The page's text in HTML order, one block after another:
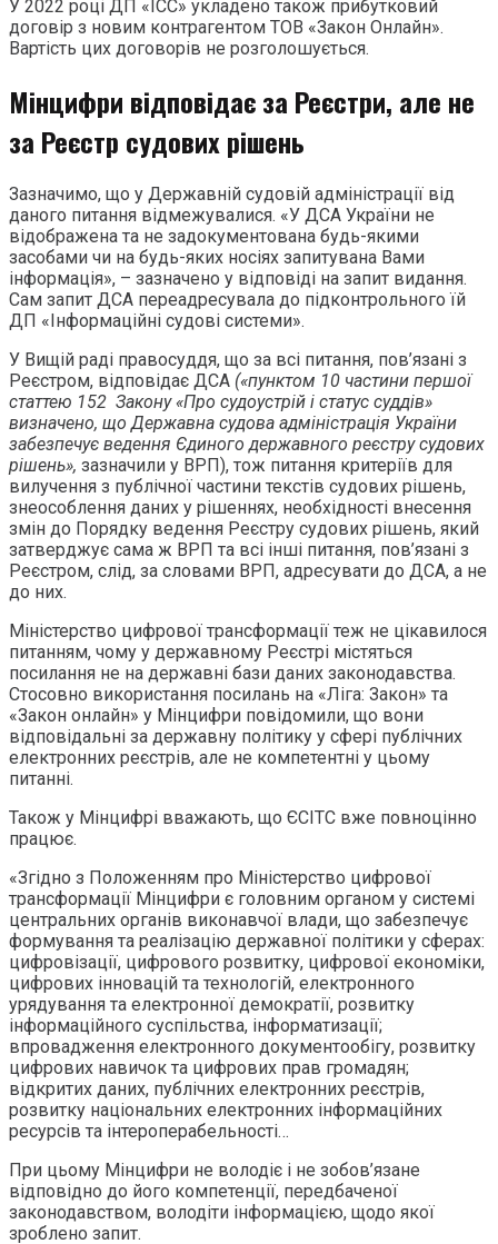
У 2022 році ДП «ІСС» укладено також прибутковий
договір з новим контрагентом ТОВ «Закон Онлайн».
Вартість цих договорів не розголошується.
Мінцифри відповідає за Реєстри, але не
за Реєстр судових рішень
Зазначимо, що у Державній судовій адміністрації від
даного питання відмежувалися. «У ДСА України не
відображена та не задокументована будь-якими
засобами чи на будь-яких носіях запитувана Вами
інформація», – зазначено у відповіді на запит видання.
Сам запит ДСА переадресувала до підконтрольного їй
ДП «Інформаційні судові системи».
У Вищій раді правосуддя, що за всі питання, пов’язані з
Реєстром, відповідає ДСА («пунктом 10 частини першої
статтею 152 Закону «Про судоустрій і статус суддів»
визначено, що Державна судова адміністрація України
забезпечує ведення Єдиного державного реєстру судових
рішень», зазначили у ВРП), тож питання критеріїв для
вилучення з публічної частини текстів судових рішень,
знеособлення даних у рішеннях, необхідності внесення
змін до Порядку ведення Реєстру судових рішень, який
затверджує сама ж ВРП та всі інші питання, пов’язані з
Реєстром, слід, за словами ВРП, адресувати до ДСА, а не
до них.
Міністерство цифрової трансформації теж не цікавилося
питанням, чому у державному Реєстрі містяться
посилання не на державні бази даних законодавства.
Стосовно використання посилань на «Ліга: Закон» та
«Закон онлайн» у Мінцифри повідомили, що вони
відповідальні за державну політику у сфері публічних
електронних реєстрів, але не компетентні у цьому
питанні.
Також у Мінцифрі вважають, що ЄСІТС вже повноцінно
працює.
«Згідно з Положенням про Міністерство цифрової
трансформації Мінцифри є головним органом у системі
центральних органів виконавчої влади, що забезпечує
формування та реалізацію державної політики у сферах:
цифровізації, цифрового розвитку, цифрової економіки,
цифрових інновацій та технологій, електронного
урядування та електронної демократії, розвитку
інформаційного суспільства, інформатизації;
впровадження електронного документообігу, розвитку
цифрових навичок та цифрових прав громадян;
відкритих даних, публічних електронних реєстрів,
розвитку національних електронних інформаційних
ресурсів та інтероперабельності…
При цьому Мінцифри не володіє і не зобов’язане
відповідно до його компетенції, передбаченої
законодавством, володіти інформацією, щодо якої
зроблено запит.